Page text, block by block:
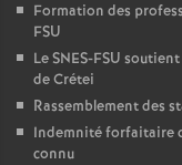
Formation des
FSU
LeSNES-FSU soutient
de Crétei
Rassemblement des
Indemnité forfaitaire
connu